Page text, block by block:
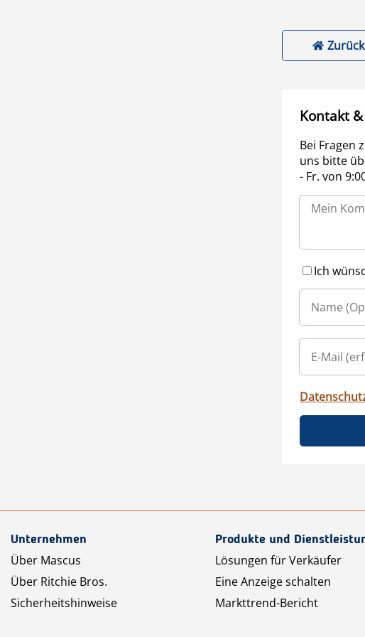
Kontakt
Bei Fragen
uns bitte
- Fr. von
Ich
Unternehmen
Über Mascus
Über Ritchie Bros.
Sicherheitshinweise
Produkte und
Lösungen für Verkäufer
Eine Anzeige schalten
Markttrend-Bericht